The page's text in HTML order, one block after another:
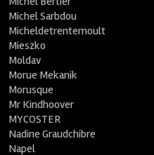
Michel Sarbdou
Micheldetrentemoult
Mieszko
Moldav
Morue Mekanik
Morusque
Mr Kindhoover
MYCOSTER
Nadine Graudchibre
Napel